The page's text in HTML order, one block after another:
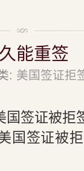
能重签
: 美国签证拒
国签证被拒
国签证被